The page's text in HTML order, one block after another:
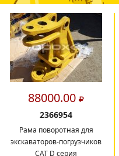
88000.00
2366954
Рама поворотная для
экскаваторов-погрузчиков
CAT D серия